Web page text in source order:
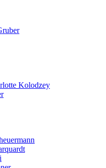
Kolodzey